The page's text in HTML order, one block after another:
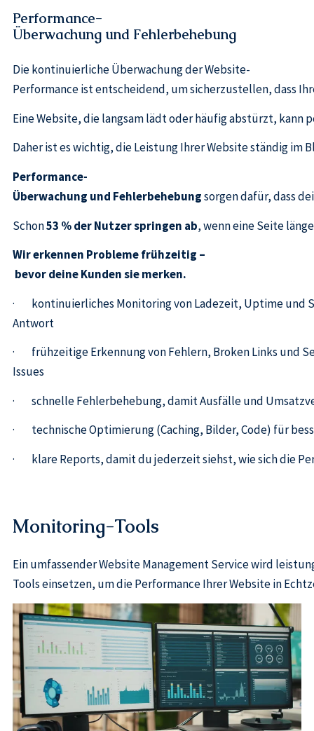
Performance-
Überwachung und Fehlerbehebung
Die kontinuierliche Überwachung der Website-
Performance ist entscheidend, um sicherzustellen, dass
Eine Website, die langsam lädt oder häufig abstürzt,
Daher ist es wichtig, die Leistung Ihrer Website ständig
Performance-
Überwachung und Fehlerbehebungsorgen dafür, dass
Schon53 % der Nutzer springen ab, wenn eine Seite
Wir erkennen Probleme frühzeitig –
bevor deine Kunden sie merken.
· kontinuierliches Monitoring von Ladezeit, Uptime und
Antwort
· frühzeitige Erkennung von Fehlern, Broken Links und
Issues
· schnelle Fehlerbehebung, damit Ausfälle und
· technische Optimierung (Caching, Bilder, Code) für
· klare Reports, damit du jederzeit siehst, wie sich die
Monitoring-Tools
Ein umfassender Website Management Service wird
Tools einsetzen, um die Performance Ihrer Website in